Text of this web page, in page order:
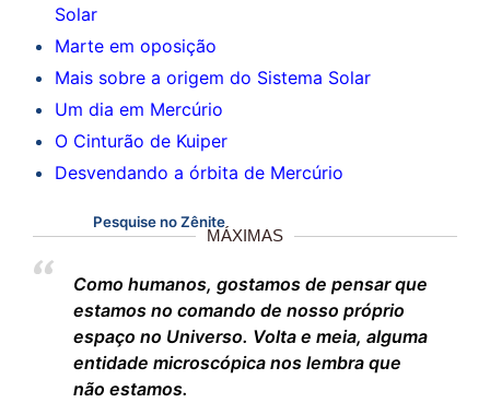
Solar
Marte em oposição
Mais sobre a origem do Sistema Solar
Um dia em Mercúrio
O Cinturão de Kuiper
Desvendando a órbita de Mercúrio
Pesquise no Zênite
MÁXIMAS
Como humanos, gostamos de pensar que
estamos no comando de nosso próprio
espaço no Universo. Volta e meia, alguma
entidade microscópica nos lembra que
não estamos.